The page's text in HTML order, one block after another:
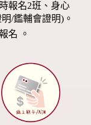
報名2班、身心
/鑑輔會證明)。
名 。